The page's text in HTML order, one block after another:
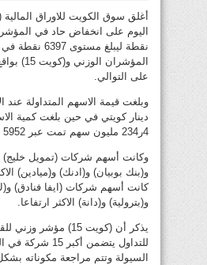
أغلق سوق الكويت للاوراق المالية
نقطة ليبلغ
على التوالي.
دينار كويتي في حين بلغت كمية
4ر234 مليون سهم تمت عبر 5952 صفقة.
وكانت أسهم شركات (تمويل خليج)
و(بنك بوبيان) و(ادنك) و(ميادين)
كانت أسهم شركات (ايفا فنادق)
و(بترولية) و(دانة) الاكثر ارتفاعا.
يذكر أن (كويت 15) مؤشر
للتداول يتضمن
السيولة وتتم مراجعة مكوناته